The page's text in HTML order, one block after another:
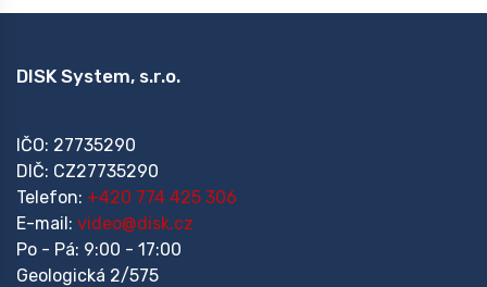
DISK System, s.r.o.
IČO: 27735290
DIČ: CZ27735290
Telefon: +420 774 425 306
E-mail: video@disk.cz
Po - Pá: 9:00 - 17:00
Geologická 2/575